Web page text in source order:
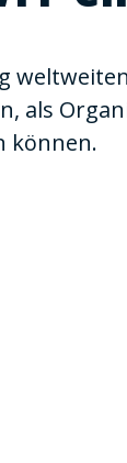
als
können.